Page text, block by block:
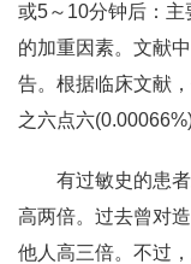
或5～10分钟后：
的加重因素。文献
告。根据临床文献
之六点六
有过敏史的患
高两倍。过去曾对
他人高三倍。不过